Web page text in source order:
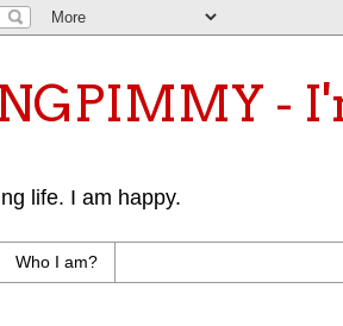
-
life. I am happy.
Who I am?